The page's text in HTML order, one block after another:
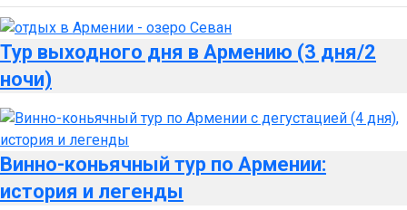
Тур выходного дня в Армению (3 дня/2
ночи)
Винно-коньячный тур по Армении:
история и легенды